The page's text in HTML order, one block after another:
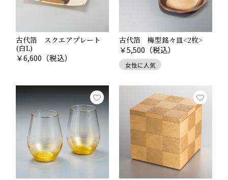
相手の家族構成も考慮して、ご家族で楽しんでいただき
古代箔 スクエアプレート
(白L)
￥6,600 （税込）
古代箔 梅型銘々皿<2枚>
￥5,500 （税込）
女性に人気